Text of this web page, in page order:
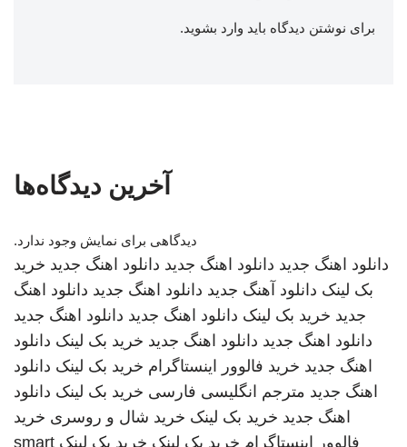
برای نوشتن دیدگاه باید وارد بشوید.
آخرین دیدگاه‌ها
دیدگاهی برای نمایش وجود ندارد.
دانلود اهنگ جدید دانلود اهنگ جدید دانلود اهنگ جدید خرید
بک لینک دانلود آهنگ جدید دانلود اهنگ جدید دانلود اهنگ
جدید خرید بک لینک دانلود اهنگ جدید دانلود اهنگ جدید
دانلود اهنگ جدید دانلود اهنگ جدید خرید بک لینک دانلود
اهنگ جدید خرید فالوور اینستاگرام خرید بک لینک دانلود
اهنگ جدید مترجم انگلیسی فارسی خرید بک لینک دانلود
اهنگ جدید خرید بک لینک خرید شال و روسری خرید
فالوور اینستاگرام خرید بک لینک خرید بک لینک smart